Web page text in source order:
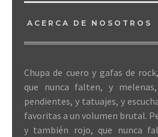
ACERCA DE NOSOTROS
Chupa de cuero y gafas de
que nunca falten, y
pendientes, y tatuajes, y
favoritas a un volumen brutal.
y también rojo, que nunca